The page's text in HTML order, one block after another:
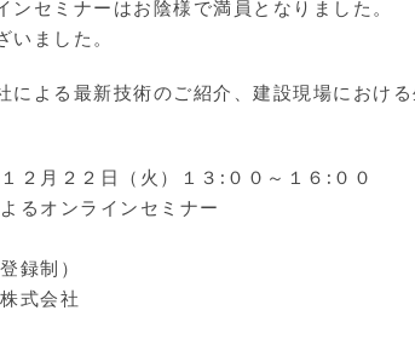
ンセミナーはお陰様で満員となりました。
ました。
３社による最新技術のご紹介、建
月２２日（火）１３:００～１６:００
オンラインセミナー
録制）
式会社